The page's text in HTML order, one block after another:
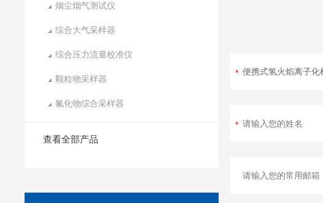
烟尘烟气测试仪
综合大气采样器
综合压力流量校准仪
颗粒物采样器
氟化物综合采样器
查看全部产品